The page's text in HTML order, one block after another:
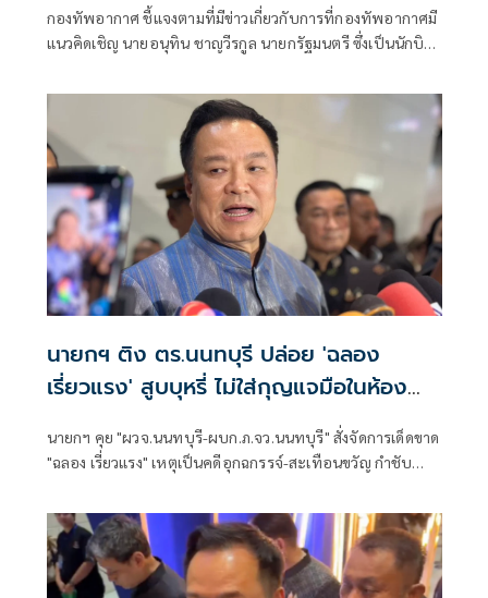
กองทัพอากาศ ชี้แจงตามที่มีข่าวเกี่ยวกับการที่กองทัพอากาศมี
แนวคิดเชิญ นายอนุทิน ชาญวีรกูล นายกรัฐมนตรี ซึ่งเป็นนักบิน
รับประสบการณ์ตรงและเข้าใจถึงขีดความสามารถของกองทัพ
นายกฯ ติง ตร.นนทบุรี ปล่อย 'ฉลอง
เรี่ยวแรง' สูบบุหรี่ ไม่ใส่กุญแจมือในห้อง
นายกฯ คุย "ผวจ.นนทบุรี-ผบก.ภ.จว.นนทบุรี" สั่งจัดการเด็ดขาด
"ฉลอง เรี่ยวแรง" เหตุเป็นคดีอุกฉกรรจ์-สะเทือนขวัญ กำชับ
สัมภาษณ์ชิวๆ ไม่ใส่กุญแจมือ